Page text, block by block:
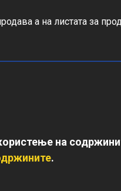
а на листата за
на
.